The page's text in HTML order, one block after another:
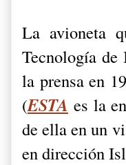
La avioneta
Tecnología de
la prensa en
(ESTA es la
de ella en un
en dirección